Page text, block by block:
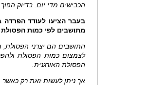
הכבישים מדי יום. בדיוק
בעבר הציעו לעודד הפרדה
מתושבים לפי כמות
התושבים הם יצרני הפסולת,
לצמצום כמות הפסולת
הפסולת האורגנית.
אך ניתן לעשות זאת רק